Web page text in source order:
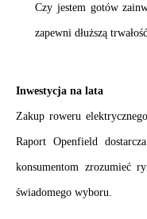
Czy jestem gotów
zapewni dłuższą
Inwestycja na lata
Zakup roweru
Raport Openfield
konsumentom zrozumieć
świadomego wyboru.